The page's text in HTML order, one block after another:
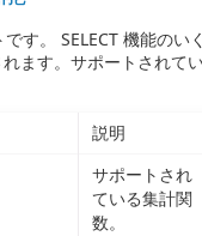
す。 SELECT 機能の
ます。サポートされて
説明
サポートされ
ている集計関
数。